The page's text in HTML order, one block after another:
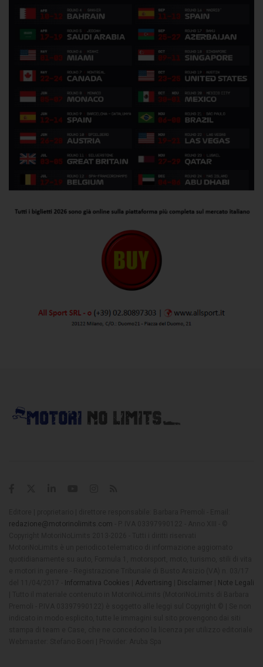
redazione@motorinolimits.com
Informativa Cookies Advertising Disclaimer
Note Legali